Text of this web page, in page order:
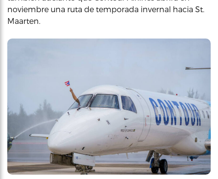
noviembre una ruta de temporada invernal hacia St.
Maarten.